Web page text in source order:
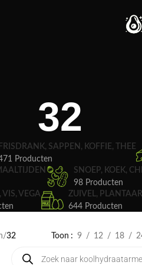
32
FRISDRANK, SAPPEN, KOFFIE, THEE
Producten
SNOEP, KOEK,
98 Producten
VIS, VEGA
ZUIVEL,
644 Producten
32 Toon 9 12 18